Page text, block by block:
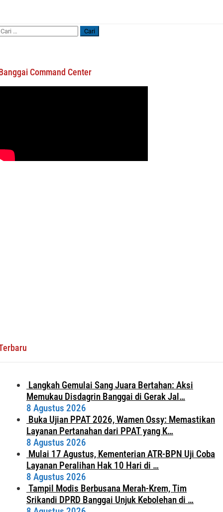
Command Center
Langkah Gemulai Sang Juara Bertahan: Aksi
Memukau Disdagrin Banggai di Gerak Jal…
8 Agustus 2026
Buka Ujian PPAT 2026, Wamen Ossy: Memastikan
Layanan Pertanahan dari PPAT yang K…
8 Agustus 2026
Mulai 17 Agustus, Kementerian ATR-BPN Uji Coba
Layanan Peralihan Hak 10 Hari di …
8 Agustus 2026
Tampil Modis Berbusana Merah-Krem, Tim
Srikandi DPRD Banggai Unjuk Kebolehan di …